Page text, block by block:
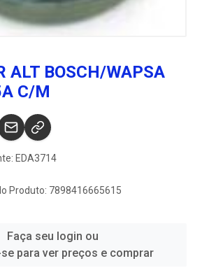
ALT BOSCH/WAPSA
C/M
EDA3714
Produto: 7898416665615
Faça seu login ou
para ver preços e comprar